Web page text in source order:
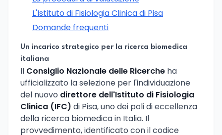
L'Istituto di Fisiologia Clinica di Pisa
Domande frequenti
Un incarico strategico per la ricerca biomedica
italiana
Il Consiglio Nazionale delle Ricerche ha
ufficializzato la selezione per l'individuazione
del nuovo direttore dell'Istituto di Fisiologia
Clinica (IFC) di Pisa, uno dei poli di eccellenza
della ricerca biomedica in Italia. Il
provvedimento, identificato con il codice